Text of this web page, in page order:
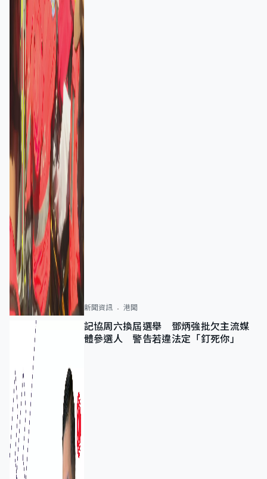
新聞資訊 港聞
記協周六換屆選舉 鄧炳強批欠主流媒
體參選人 警告若違法定「釘死你」